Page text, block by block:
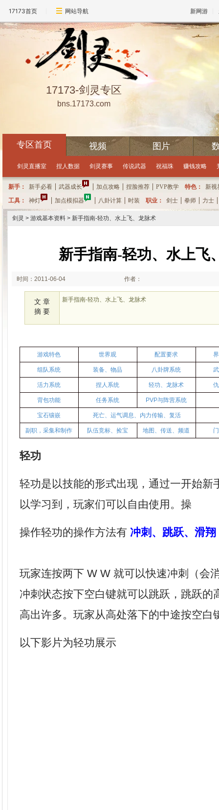
17173首页 网站导航 新网游
17173-剑灵专区
bns.17173.com
点击领取礼包 每小时可抽奖一次哦 10分10 秒距离下次抽奖还有
剑灵直播室 捏人数据 剑灵赛事 传说武器 祝福珠 赚钱攻略
新手： 新手必看 武器成长 加点攻略 捏脸推荐 PVP教学 特色：
新视
工具：
神灯 加点模拟器 八卦计算 时装 职业： 剑士 拳师 力士
专区首页 视频 图片
剑灵 > 游戏基本资料 > 新手指南-轻功、水上飞、龙脉术
新手指南-轻功、水上飞
时间：2011-06-04
16:00:02
作者：
文 章
摘 要
新手指南-轻功、水上飞、龙脉术
游戏特色 世界观 配置要求
组队系统 装备、物品 八卦牌系统
活力系统 捏人系统 轻功、龙脉术
背包功能 任务系统 PVP与阵营系统
宝石镶嵌 死亡、运气调息、内力传输、复活
副职，采集和制作 队伍竞标、捡宝 地图、传送、频道
轻功
轻功是以技能的形式出现，通过一开始新
以学习到，玩家们可以自由使用。操
操作轻功的操作方法有 冲刺、跳跃、滑翔
玩家连按两下 W W 就可以快速冲刺（会
冲刺状态按下空白键就可以跳跃，跳跃的
高出许多。玩家从高处落下的中途按空白
以下影片为轻功展示